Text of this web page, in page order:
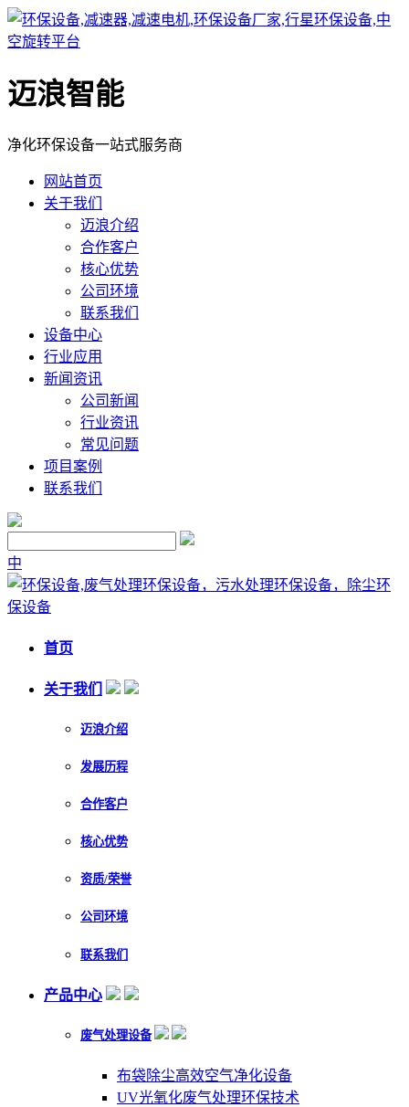
迈浪智能
净化环保设备一站式服务商
网站首页
关于我们
迈浪介绍
合作客户
核心优势
公司环境
联系我们
设备中心
行业应用
新闻资讯
公司新闻
行业资讯
常见问题
项目案例
联系我们
中
首页
关于我们
迈浪介绍
发展历程
合作客户
核心优势
资质/荣誉
公司环境
联系我们
产品中心
废气处理设备
布袋除尘高效空气净化设备
UV光氧化废气处理环保技术